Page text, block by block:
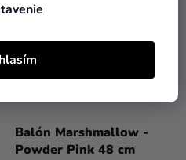
Balón Marshmallow -
Powder Pink 48 cm